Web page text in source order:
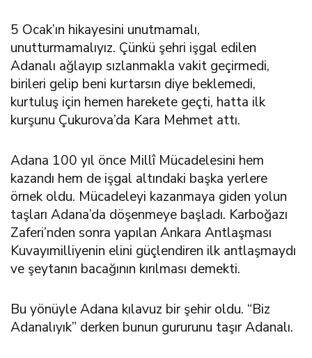
5 Ocak’ın hikayesini unutmamalı,
unutturmamalıyız. Çünkü şehri işgal edilen
Adanalı ağlayıp sızlanmakla vakit geçirmedi,
birileri gelip beni kurtarsın diye beklemedi,
kurtuluş için hemen harekete geçti, hatta ilk
kurşunu Çukurova’da Kara Mehmet attı.
Adana 100 yıl önce Millî Mücadelesini hem
kazandı hem de işgal altındaki başka yerlere
örnek oldu. Mücadeleyi kazanmaya giden yolun
taşları Adana’da döşenmeye başladı. Karboğazı
Zaferi’nden sonra yapılan Ankara Antlaşması
Kuvayımilliyenin elini güçlendiren ilk antlaşmaydı
ve şeytanın bacağının kırılması demekti.
Bu yönüyle Adana kılavuz bir şehir oldu. “Biz
Adanalıyık” derken bunun gururunu taşır Adanalı.